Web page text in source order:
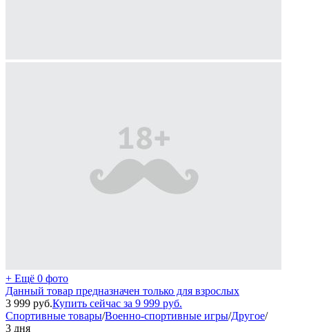
+ Ещё 0 фото
Данный товар предназначен только для взрослых
3 999 руб.Купить сейчас за 9 999 руб.
Спортивные товары/Военно-спортивные игры/Другое/
3 дня